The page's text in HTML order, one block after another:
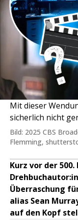
Mit dieser
sicherlich nicht
Bild: 2025 CBS
Flemming,
Kurz vor der
Überraschung
alias Sean
auf den Kopf